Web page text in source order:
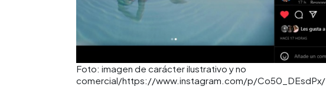
Foto: imagen de carácter ilustrativo y no
comercial/https://www.instagram.com/p/Co50_DEsdPx/